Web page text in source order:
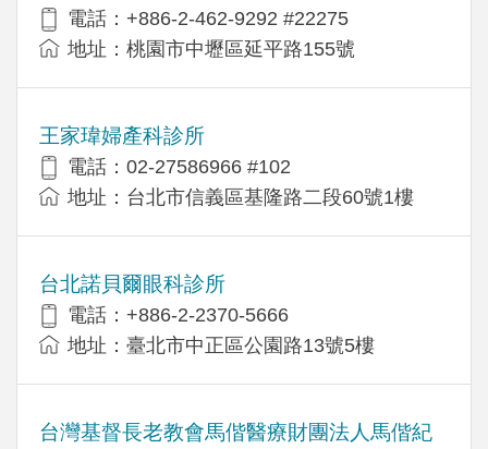
電話：+886-2-462-9292 #22275
地址：桃園市中壢區延平路155號
王家瑋婦產科診所
電話：02-27586966 #102
地址：台北市信義區基隆路二段60號1樓
台北諾貝爾眼科診所
電話：+886-2-2370-5666
地址：臺北市中正區公園路13號5樓
台灣基督長老教會馬偕醫療財團法人馬偕紀